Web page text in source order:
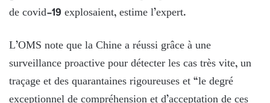
de covid-19 explosaient, estime l’expert.
L’OMS note que la Chine a réussi grâce à une
surveillance proactive pour détecter les cas très vite, un
traçage et des quarantaines rigoureuses et “le degré